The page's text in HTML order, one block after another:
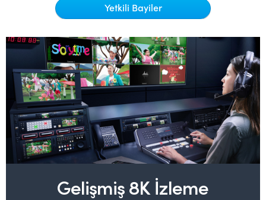
South Africa
Spain
Sweden
Chinese Taipei
Turkey
UAE
United Kingdom
Yetkili Bayiler
Gelişmiş 8K İzleme